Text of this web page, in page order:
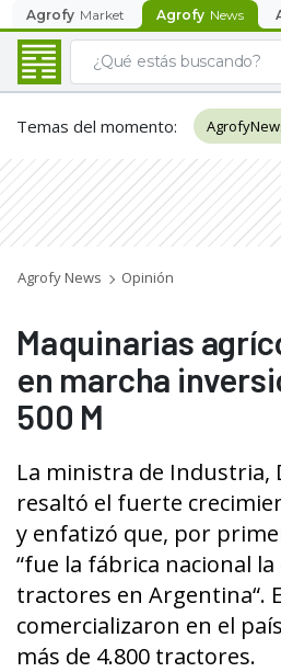
Agrofy Market Agrofy News
Temas del momento:
Agrofy News Opinión
Maquinarias
en marcha
500 M
La ministra de Industria,
resaltó el fuerte
y enfatizó que, por
“fue la fábrica nacional
tractores en Argentina“.
comercializaron en el
más de 4.800 tractores.